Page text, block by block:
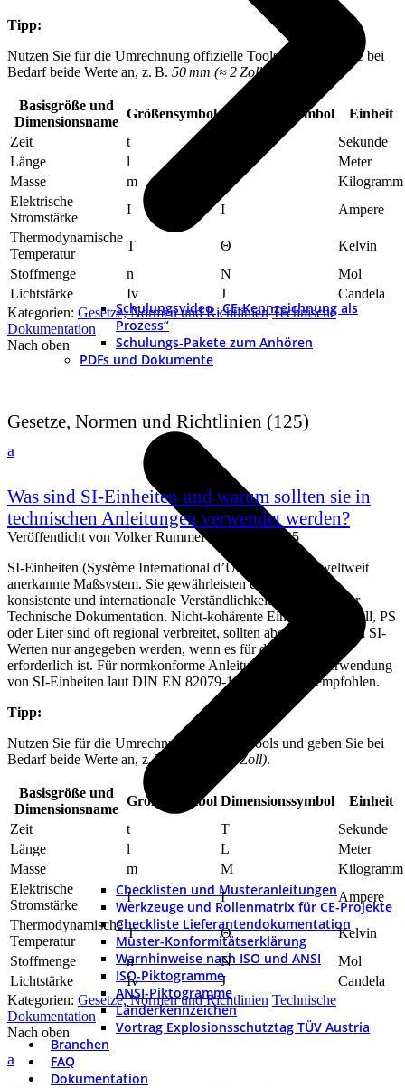
Schulungsvideo „CE-Kennzeichnung als
Prozess“
Schulungs-Pakete zum Anhören
PDFs und Dokumente
Checklisten und Musteranleitungen
Werkzeuge und Rollenmatrix für CE-Projekte
Checkliste Lieferantendokumentation
Muster-Konformitätserklärung
Warnhinweise nach ISO und ANSI
ISO-Piktogramme
ANSI-Piktogramme
Länderkennzeichen
Vortrag Explosionsschutztag TÜV Austria
Branchen
FAQ
Dokumentation
Tipp:
Nutzen Sie für die Umrechnung offizielle Tools und geben Sie bei
Bedarf beide Werte an, z. B. 50 mm (≈ 2 Zoll)
Basisgröße und
Dimensionsname
Größensymbol Dimensionssymbol
Einheit
Zeit
t
Sekunde
Länge
l
Meter
Masse
m
Kilogramm
Elektrische
Stromstärke
I I
Ampere
Thermodynamische
Temperatur
T Θ
Kelvin
Stoffmenge
n N
Mol
Lichtstärke
Iv J
Candela
Kategorien: Gesetze, Normen und Richtlinien Technische
Dokumentation
Nach oben
Gesetze, Normen und Richtlinien (125)
a
Was sind SI-Einheiten und warum sollten sie in
technischen Anleitungen verwendet werden?
Veröffentlicht von Volker Rummelan
17. Juli 2025
SI-Einheiten (Système International d’Unités) sind das weltweit
anerkannte Maßsystem. Sie gewährleisten eine eindeutige,
konsistente und internationale Verständlichkeit – essenziell für
Technische Dokumentation. Nicht-kohärente Einheiten wie Zoll, PS
oder Liter sind oft regional verbreitet, sollten aber zusätzlich zu SI-
Werten nur angegeben werden, wenn es für die Zielgruppe
erforderlich ist. Für normkonforme Anleitungen ist die Verwendung
von SI-Einheiten laut DIN EN 82079-1 verpflichtend empfohlen.
Tipp:
Nutzen Sie für die Umrechnung offizielle Tools und geben Sie bei
Bedarf beide Werte an, z. B.
50 mm (≈ 2 Zoll).
Basisgröße und
Dimensionsname
Größensymbol Dimensionssymbol
Einheit
Zeit
t T
Sekunde
Länge
l L
Meter
Masse
m M
Kilogramm
Elektrische
Stromstärke
I I
Ampere
Thermodynamische
Temperatur
T Θ
Kelvin
Stoffmenge
n N
Mol
Lichtstärke
Iv J
Candela
Kategorien: Gesetze, Normen und Richtlinien Technische
Dokumentation
Nach oben
a